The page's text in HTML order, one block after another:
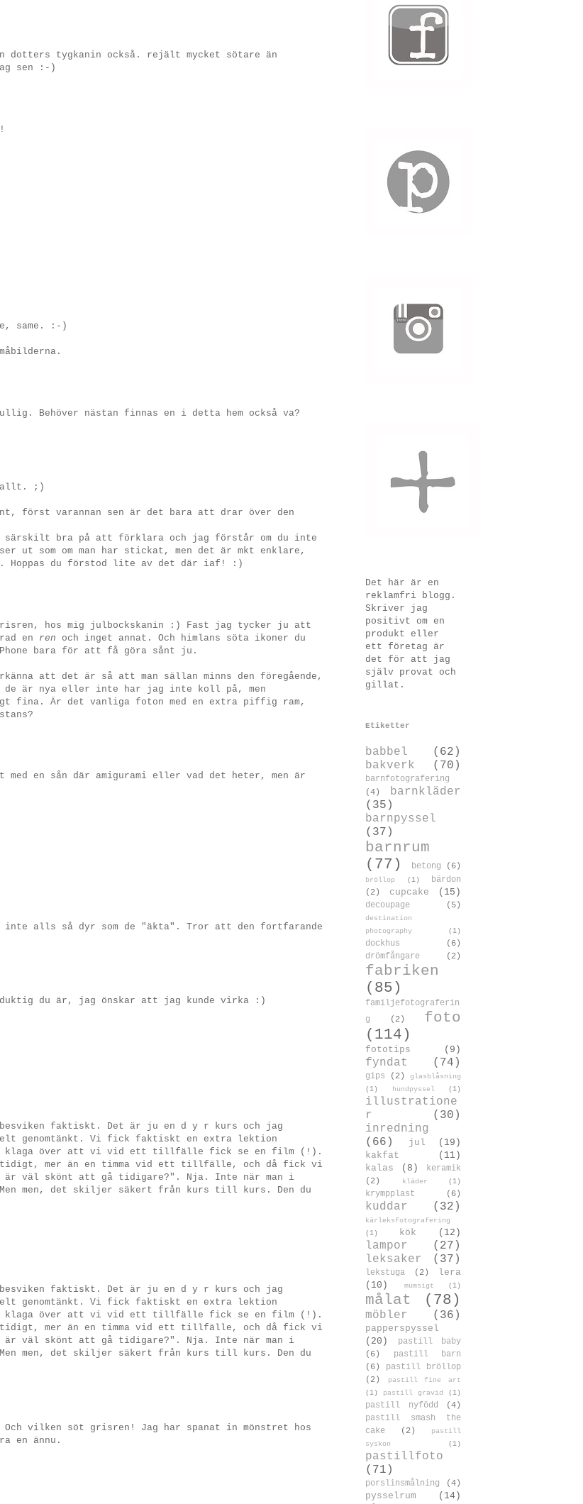
tygkanin också. rejält mycket sötare än
sen :-)
same. :-)
Behöver nästan finnas en i detta hem också va?
allt. ;)
först varannan sen är det bara att drar över den
bra på att förklara och jag förstår om du inte
ut som om man har stickat, men det är mkt enklare,
Hoppas du förstod lite av det där iaf! :)
hos mig julbockskanin :) Fast jag tycker ju att
en ren och inget annat. Och himlans söta ikoner du
bara för att få göra sånt ju.
att det är så att man sällan minns den föregående,
är nya eller inte har jag inte koll på, men
fina. Är det vanliga foton med en extra piffig ram,
en sån där amigurami eller vad det heter, men är
inte alls så dyr som de "äkta". Tror att den fortfarande
duktig du är, jag önskar att jag kunde virka :)
besviken faktiskt. Det är ju en d y r kurs och jag
genomtänkt. Vi fick faktiskt en extra lektion
att klaga över att vi vid ett tillfälle fick se en film (!).
tidigt, mer än en timma vid ett tillfälle, och då fick vi
det är väl skönt att gå tidigare?". Nja. Inte när man i
men, det skiljer säkert från kurs till kurs. Den du
besviken faktiskt. Det är ju en d y r kurs och jag
genomtänkt. Vi fick faktiskt en extra lektion
att klaga över att vi vid ett tillfälle fick se en film (!).
tidigt, mer än en timma vid ett tillfälle, och då fick vi
det är väl skönt att gå tidigare?". Nja. Inte när man i
men, det skiljer säkert från kurs till kurs. Den du
vilken söt grisren! Jag har spanat in mönstret hos
en ännu.
Det här är en
reklamfri blogg.
Skriver jag
positivt om en
produkt eller
ett företag är
det för att jag
själv provat och
gillat.
Etiketter
babbel
(62)
bakverk
(70)
barnfotografering
(4)
barnkläder
(35)
barnpyssel
(37)
barnrum
(77)
betong (6)
bröllop (1)
bärdon
(2)
cupcake (15)
decoupage (5)
destination
photography
(1)
dockhus
(6)
drömfångare
(2)
fabriken
(85)
familjefotograferin
g
(2)
foto
(114)
fototips (9)
fyndat (74)
gips (2)
glasblåsning
(1)
hundpyssel (1)
illustratione
r
(30)
inredning
(66)
jul
(19)
kakfat
(11)
kalas
(8)
keramik
(2)
kläder (1)
krympplast (6)
kuddar (32)
kärleksfotografering
(1)
kök (12)
lampor
(27)
leksaker
(37)
lekstuga (2)
lera
(10)
mumsigt (1)
målat (78)
möbler (36)
papperspyssel
(20)
pastill baby
(6)
pastill barn
(6)
pastill bröllop
(2)
pastill fine art
(1)
pastill gravid (1)
pastill nyfödd
(4)
pastill smash the
cake
(2)
pastill
syskon
(1)
pastillfoto
(71)
porslinsmålning (4)
pysselrum
(14)